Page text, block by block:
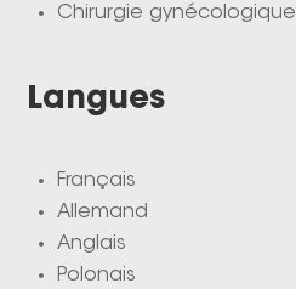
Chirurgie gynécologique
Langues
Français
Allemand
Anglais
Polonais